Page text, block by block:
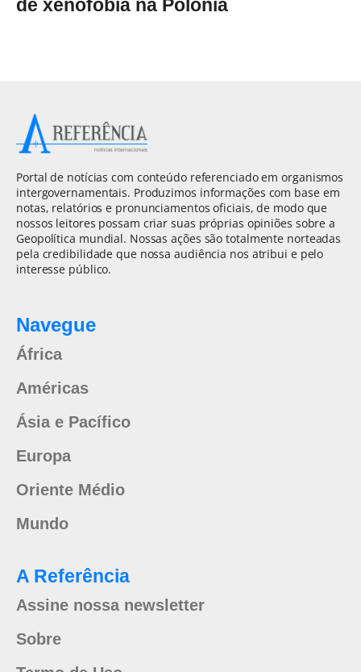
de xenofobia na Polônia
Portal de notícias com conteúdo referenciado em organismos
intergovernamentais. Produzimos informações com base em
notas, relatórios e pronunciamentos oficiais, de modo que
nossos leitores possam criar suas próprias opiniões sobre a
Geopolítica mundial. Nossas ações são totalmente norteadas
pela credibilidade que nossa audiência nos atribui e pelo
interesse público.
Navegue
África
Américas
Ásia e Pacífico
Europa
Oriente Médio
Mundo
A Referência
Assine nossa newsletter
Sobre